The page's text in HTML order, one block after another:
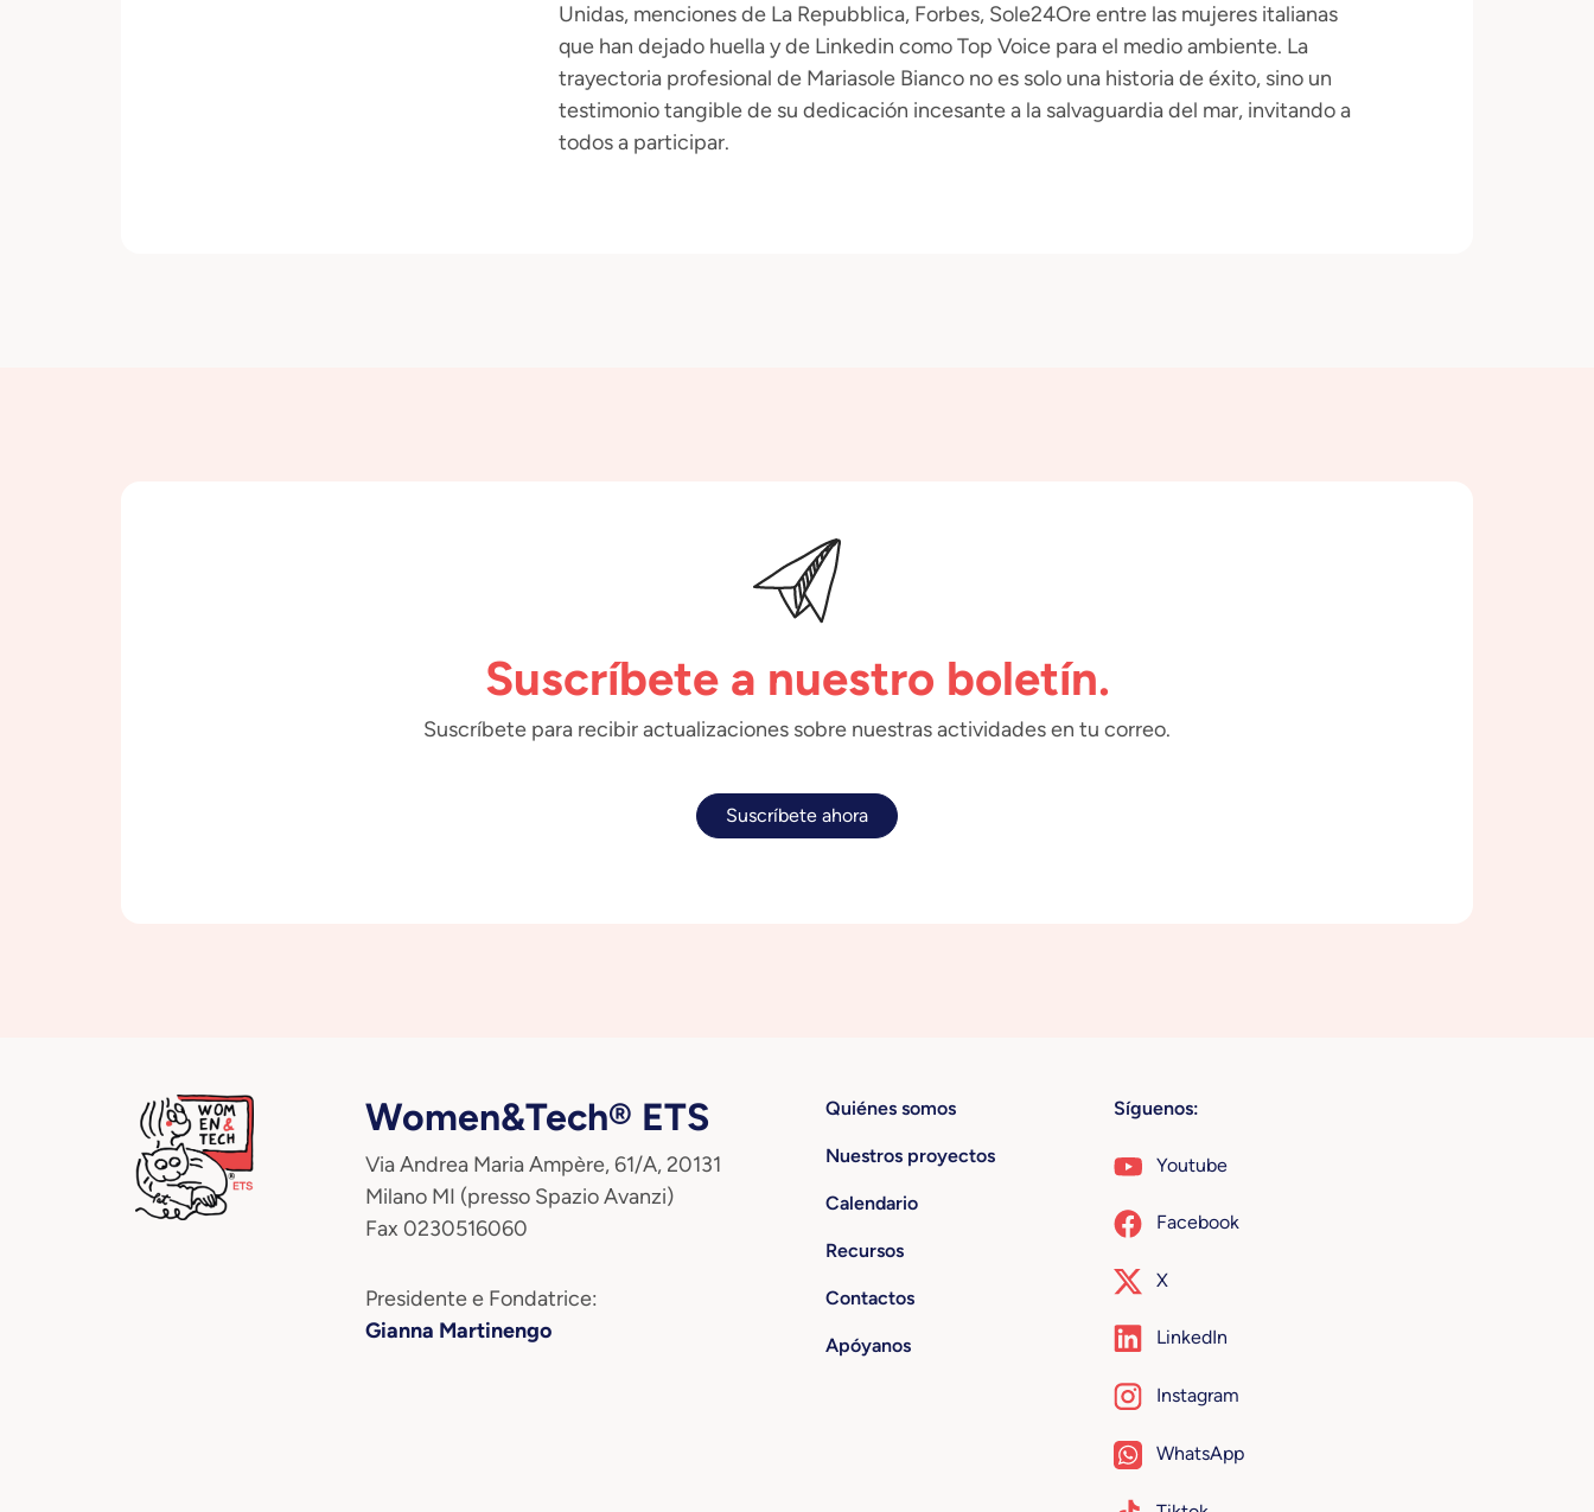
Unidas, menciones de La Repubblica, Forbes, Sole24Ore entre las mujeres italianas
que han dejado huella y de Linkedin como Top Voice para el medio ambiente. La
trayectoria profesional de Mariasole Bianco no es solo una historia de éxito, sino un
testimonio tangible de su dedicación incesante a la salvaguardia del mar, invitando a
todos a participar.
Suscríbete a nuestro boletín.
Suscríbete para recibir actualizaciones sobre nuestras actividades en tu correo.
Suscríbete ahora
Women&Tech® ETS
Via Andrea Maria Ampère, 61/A, 20131
Milano MI (presso Spazio Avanzi)
Fax 0230516060
Presidente e Fondatrice:
Gianna Martinengo
Quiénes somos
Nuestros proyectos
Calendario
Recursos
Contactos
Apóyanos
Síguenos:
Youtube
Facebook
X
LinkedIn
Instagram
WhatsApp